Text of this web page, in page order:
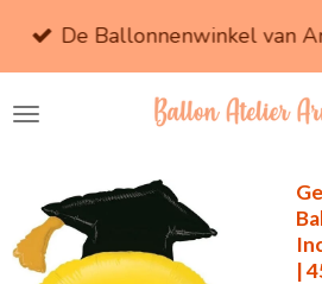
Ga
de
De Ballonnenwinkel van
|